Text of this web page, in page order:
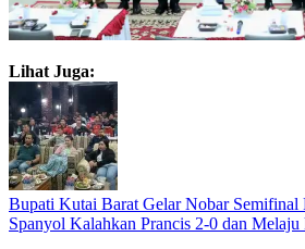
Lihat Juga:
Bupati Kutai Barat Gelar Nobar Semifinal
Spanyol Kalahkan Prancis 2-0 dan Melaju